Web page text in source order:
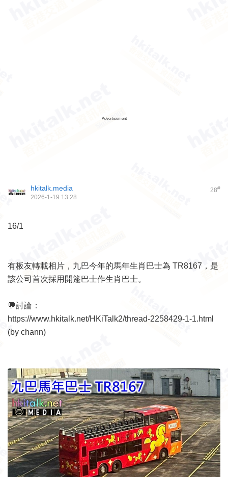
Advertisement
28#
hkitalk.media
2026-1-19 13:28
16/1
有板友轉載相片，九巴今年的馬年生肖巴士為 TR8167，是
該公司首次採用開篷巴士作生肖巴士。
💬討論：
https://www.hkitalk.net/HKiTalk2/thread-2258429-1-1.html
(by chann)